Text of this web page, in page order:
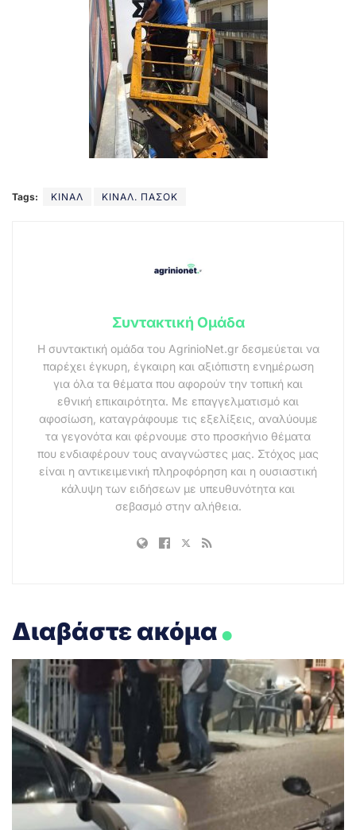
Tags: ΚΙΝΑΛ ΚΙΝΑΛ. ΠΑΣΟΚ
Συντακτική Ομάδα
Η συντακτική ομάδα του AgrinioNet.gr δεσμεύεται να
παρέχει έγκυρη, έγκαιρη και αξιόπιστη ενημέρωση
για όλα τα θέματα που αφορούν την τοπική και
εθνική επικαιρότητα. Με επαγγελματισμό και
αφοσίωση, καταγράφουμε τις εξελίξεις, αναλύουμε
τα γεγονότα και φέρνουμε στο προσκήνιο θέματα
που ενδιαφέρουν τους αναγνώστες μας. Στόχος μας
είναι η αντικειμενική πληροφόρηση και η ουσιαστική
κάλυψη των ειδήσεων με υπευθυνότητα και
σεβασμό στην αλήθεια.
Διαβάστε ακόμα.